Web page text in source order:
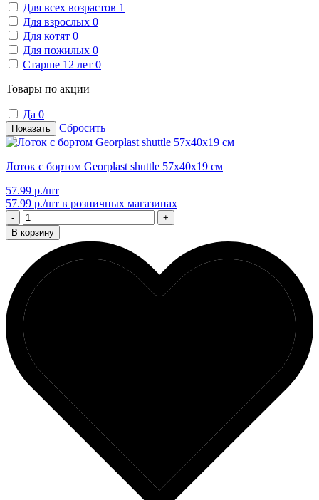
Для всех возрастов 1
Для взрослых 0
Для котят 0
Для пожилых 0
Старше 12 лет 0
Товары по акции
Да 0
Показать Сбросить
Лоток с бортом Georplast shuttle 57х40х19 см
57.99 р./шт
57.99 р./шт в розничных магазинах
-
+
В корзину